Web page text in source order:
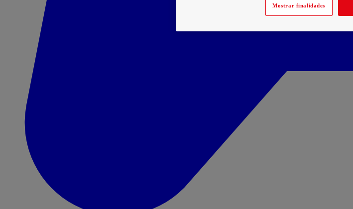
Mostrar finalidades